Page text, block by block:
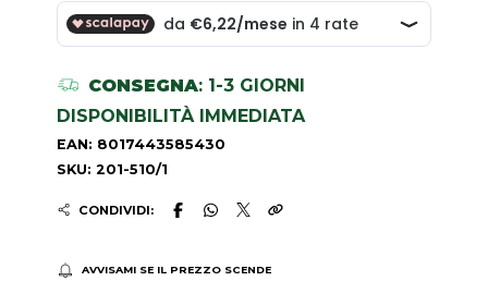
CONSEGNA: 1-3 GIORNI
DISPONIBILITÀ IMMEDIATA
EAN: 8017443585430
SKU: 201-510/1
CONDIVIDI:
AVVISAMI SE IL PREZZO SCENDE